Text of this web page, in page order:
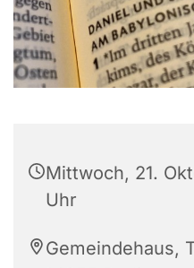
Mittwoch, 21.
Uhr
Gemeindehaus,